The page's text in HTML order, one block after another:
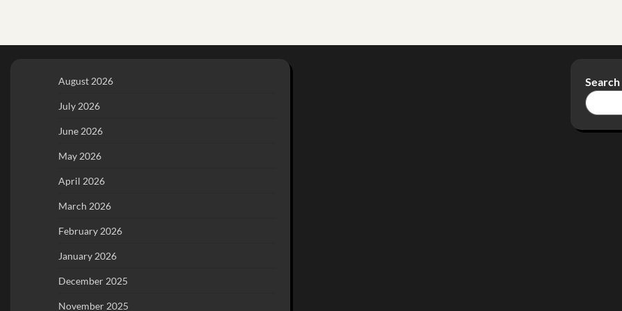
August 2026
July 2026
June 2026
May 2026
April 2026
March 2026
February 2026
January 2026
December 2025
November 2025
Search